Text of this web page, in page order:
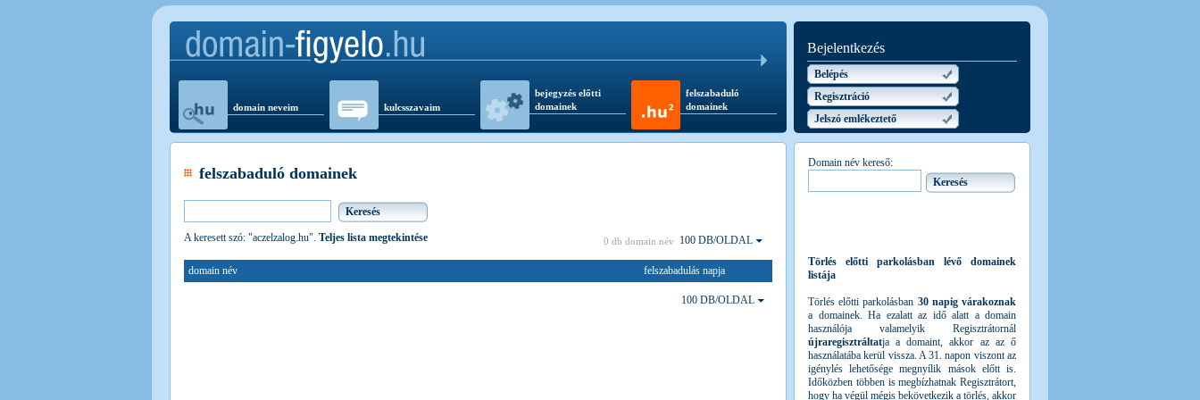
domain neveim kulcsszavaim
bejegyzés előtti
domainek
felszabaduló
domainek
Bejelentkezés
Belépés
Regisztráció
Jelszó emlékeztető
felszabaduló domainek
A keresett szó: "aczelzalog.hu". Teljes lista megtekintése 0 db domain név 100 DB/OLDAL
domain név felszabadulás napja
100 DB/OLDAL
Domain név kereső:
Törlés előtti parkolásban lévő domainek
listája
Törlés előtti parkolásban 30 napig várakoznak
a domainek. Ha ezalatt az idő alatt a domain
használója valamelyik Regisztrátornál
újraregisztráltatja a domaint, akkor az az ő
használatába kerül vissza. A 31. napon viszont az
igénylés lehetősége megnyílik mások előtt is.
Időközben többen is megbízhatnak Regisztrátort,
hogy ha végül mégis bekövetkezik a törlés, akkor